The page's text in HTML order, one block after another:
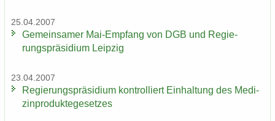
25.04.2007
Ge­mein­sa­mer Mai-​Empfang von DGB und Re­gie­
rungs­prä­si­di­um Leip­zig
23.04.2007
Re­gie­rungs­prä­si­di­um kon­trol­liert Ein­hal­tung des Me­di­
zin­pro­duk­te­ge­set­zes